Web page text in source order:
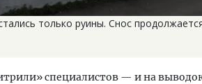
только руины. Снос
специалистов — и на